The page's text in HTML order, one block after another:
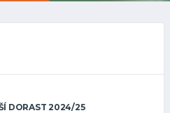
DORAST 2024/25